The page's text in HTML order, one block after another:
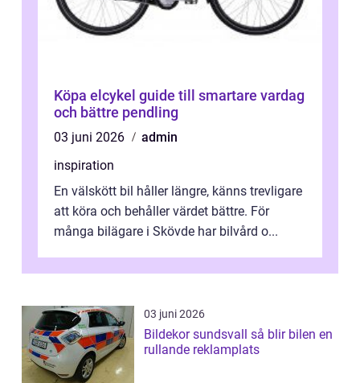
Köpa elcykel guide till smartare vardag
och bättre pendling
03 juni 2026
admin
inspiration
En välskött bil håller längre, känns trevligare
att köra och behåller värdet bättre. För
många bilägare i Skövde har bilvård o...
03 juni 2026
Bildekor sundsvall så blir bilen en
rullande reklamplats